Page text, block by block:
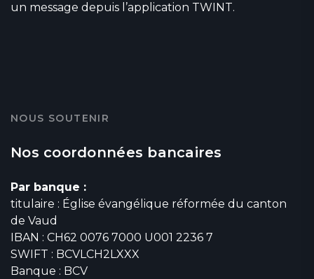
un message depuis l’application TWINT.
NOUS SOUTENIR
Nos coordonnées bancaires
Par banque :
titulaire : Église évangélique réformée du canton
de Vaud
IBAN : CH62 0076 7000 U001 2236 7
SWIFT : BCVLCH2LXXX
Banque : BCV